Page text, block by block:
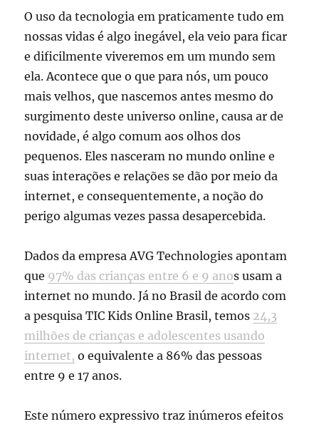
O uso da tecnologia em praticamente tudo em
nossas vidas é algo inegável, ela veio para ficar
e dificilmente viveremos em um mundo sem
ela. Acontece que o que para nós, um pouco
mais velhos, que nascemos antes mesmo do
surgimento deste universo online, causa ar de
novidade, é algo comum aos olhos dos
pequenos. Eles nasceram no mundo online e
suas interações e relações se dão por meio da
internet, e consequentemente, a noção do
perigo algumas vezes passa desapercebida.
Dados da empresa AVG Technologies apontam
que 97% das crianças entre 6 e 9 anos usam a
internet no mundo. Já no Brasil de acordo com
a pesquisa TIC Kids Online Brasil, temos 24,3
milhões de crianças e adolescentes usando
internet, o equivalente a 86% das pessoas
entre 9 e 17 anos.
Este número expressivo traz inúmeros efeitos